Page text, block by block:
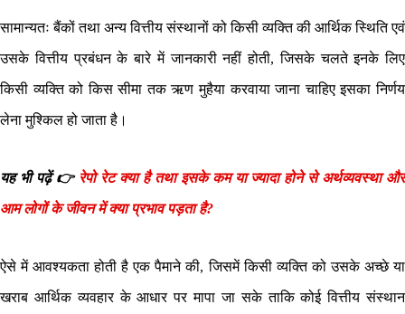
सामान्यतः बैंकों तथा अन्य वित्तीय संस्थानों को किसी व्यक्ति की आर्थिक स्थिति एवं
उसके वित्तीय प्रबंधन के बारे में जानकारी नहीं होती, जिसके चलते इनके लिए
किसी व्यक्ति को किस सीमा तक ऋण मुहैया करवाया जाना चाहिए इसका निर्णय
लेना मुश्किल हो जाता है।
यह भी पढ़ें 👉 रेपो रेट क्या है तथा इसके कम या ज्यादा होने से अर्थव्यवस्था और
आम लोगों के जीवन में क्या प्रभाव पड़ता है?
ऐसे में आवश्यकता होती है एक पैमाने की, जिसमें किसी व्यक्ति को उसके अच्छे या
खराब आर्थिक व्यवहार के आधार पर मापा जा सके ताकि कोई वित्तीय संस्थान